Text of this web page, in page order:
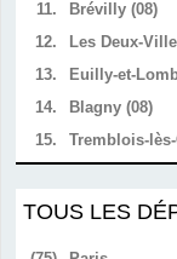
11.
Brévilly (08)
12.
Les Deux-
13.
Euilly-et-
14.
Blagny (08)
15.
Tremblois-
TOUS LES